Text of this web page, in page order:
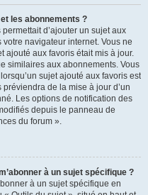
les abonnements ?
d’ajouter un sujet aux
navigateur internet. Vous ne
ajouté aux favoris était mis à jour.
similaires aux abonnements. Vous
sujet ajouté aux favoris est
de la mise à jour d’un
Les options de notification des
depuis le panneau de
du forum ».
à un sujet spécifique ?
à un sujet spécifique en